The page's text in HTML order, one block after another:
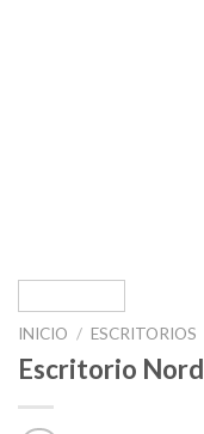
INICIO / ESCRITORIOS
Escritorio Nord